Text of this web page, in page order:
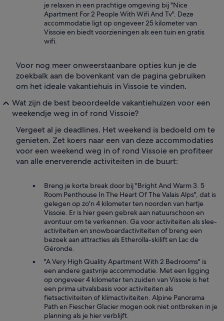
je relaxen in een prachtige omgeving bij "Nice
Apartment For 2 People With Wifi And Tv". Deze
accommodatie ligt op ongeveer 25 kilometer van
Vissoie en biedt voorzieningen als een tuin en gratis
wifi.
Voor nog meer onweerstaanbare opties kun je de
zoekbalk aan de bovenkant van de pagina gebruiken
om het ideale vakantiehuis in Vissoie te vinden.
Wat zijn de best beoordeelde vakantiehuizen voor een
weekendje weg in of rond Vissoie?
Vergeet al je deadlines. Het weekend is bedoeld om te
genieten. Zet koers naar een van deze accommodaties
voor een weekend weg in of rond Vissoie en profiteer
van alle enerverende activiteiten in de buurt:
Breng je korte break door bij "Bright And Warm 3. 5
Room Penthouse In The Heart Of The Valais Alps", dat is
gelegen op zo'n 4 kilometer ten noorden van hartje
Vissoie. Er is hier geen gebrek aan natuurschoon en
avontuur om te verkennen. Ga voor activiteiten als slee-
activiteiten en snowboardactiviteiten of breng een
bezoek aan attracties als Etherolla-skilift en Lac de
Géronde.
"A Very High Quality Apartment With 2 Bedrooms" is
een andere gastvrije accommodatie. Met een ligging
op ongeveer 4 kilometer ten zuiden van Vissoie is het
een prima uitvalsbasis voor activiteiten als
fietsactiviteiten of klimactiviteiten. Alpine Panorama
Path en Fiescher Glacier mogen ook niet ontbreken in je
planning als je hier verblijft.